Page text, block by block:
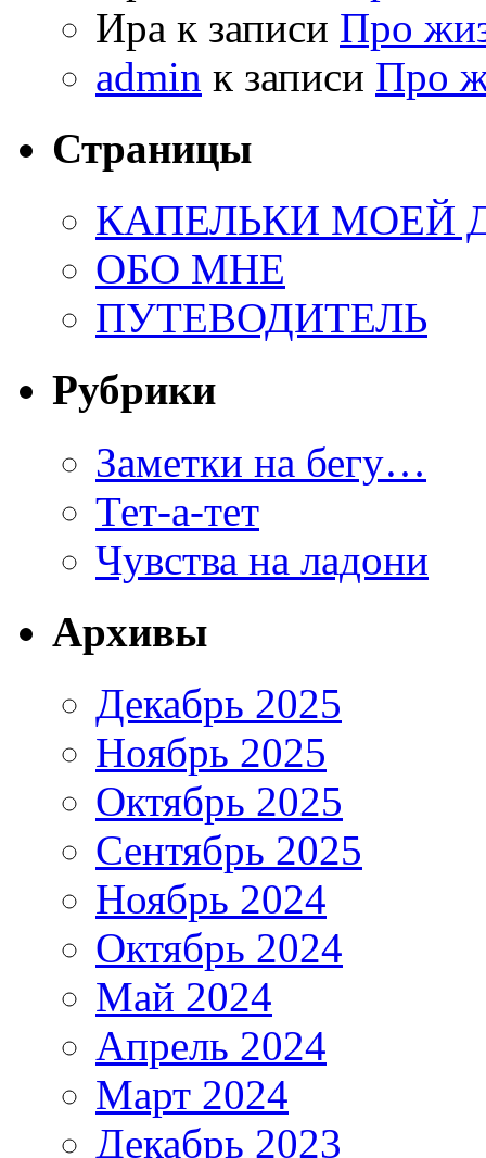
Ира к записи Про
admin к записи Про
Страницы
КАПЕЛЬКИ МОЕЙ
ОБО МНЕ
ПУТЕВОДИТЕЛЬ
Рубрики
Заметки на бегу…
Тет-а-тет
Чувства на ладони
Архивы
Декабрь 2025
Ноябрь 2025
Октябрь 2025
Сентябрь 2025
Ноябрь 2024
Октябрь 2024
Май 2024
Апрель 2024
Март 2024
Декабрь 2023